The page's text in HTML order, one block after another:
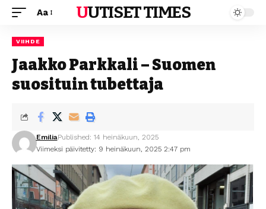
Aa UUTISET TIMES
VIIHDE
Jaakko Parkkali – Suomen
suosituin tubettaja
Viimeksi päivitetty: 9 heinäkuun, 2025 2:47 pm
EmiliaPublished: 14 heinäkuun, 2025